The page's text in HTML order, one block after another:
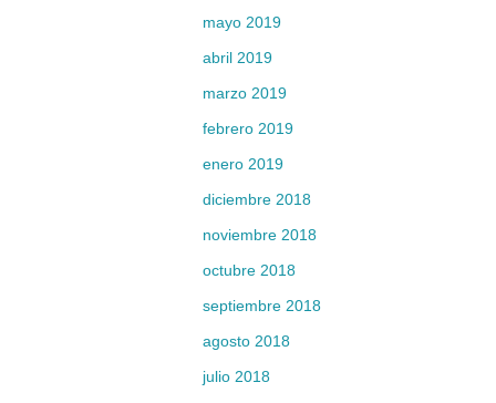
mayo 2019
abril 2019
marzo 2019
febrero 2019
enero 2019
diciembre 2018
noviembre 2018
octubre 2018
septiembre 2018
agosto 2018
julio 2018